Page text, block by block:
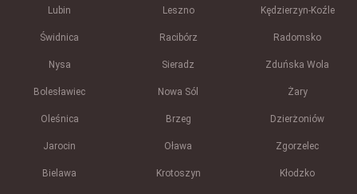
Lubin Leszno Kędzierzyn-Koźle
Świdnica Racibórz Radomsko
Nysa Sieradz Zduńska Wola
Bolesławiec Nowa Sól Żary
Oleśnica Brzeg Dzierżoniów
Jarocin Oława Zgorzelec
Bielawa Krotoszyn Kłodzko